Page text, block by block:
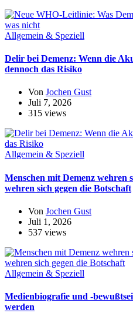
Allgemein & Speziell
Delir bei Demenz: Wenn die
dennoch das Risiko
Von Jochen Gust
Juli 7, 2026
315 views
Allgemein & Speziell
Menschen mit Demenz wehren
wehren sich gegen die Botschaft
Von Jochen Gust
Juli 1, 2026
537 views
Allgemein & Speziell
Medienbiografie und -
werden